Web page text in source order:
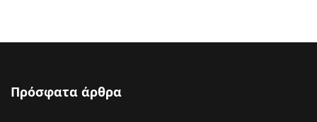
Πρόσφατα άρθρα